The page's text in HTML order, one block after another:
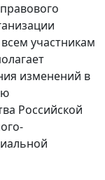
участникам
изменений в
Российской